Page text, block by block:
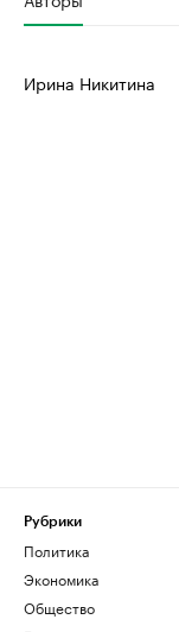
Ирина Никитина
Рубрики
Политика
Экономика
Общество